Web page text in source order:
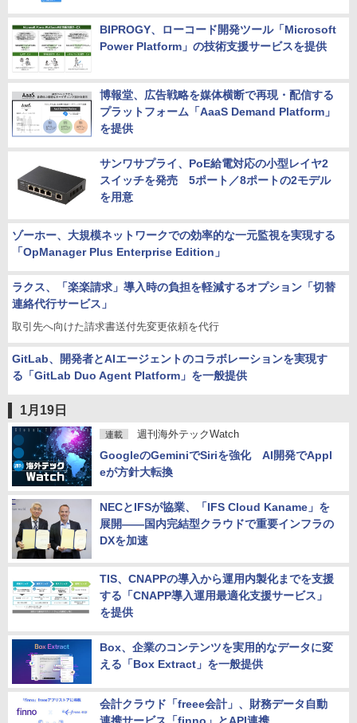
BIPROGY、ローコード開発ツール「Microsoft
Power Platform」の技術支援サービスを提供
博報堂、広告戦略を媒体横断で再現・配信する
プラットフォーム「AaaS Demand Platform」
を提供
サンワサプライ、PoE給電対応の小型レイヤ2
スイッチを発売 5ポート／8ポートの2モデル
を用意
ゾーホー、大規模ネットワークでの効率的な一元監視を実現する
「OpManager Plus Enterprise Edition」
ラクス、「楽楽請求」導入時の負担を軽減するオプション「切替
連絡代行サービス」
取引先へ向けた請求書送付先変更依頼を代行
GitLab、開発者とAIエージェントのコラボレーションを実現す
る「GitLab Duo Agent Platform」を一般提供
1月19日
連載 週刊海外テックWatch
GoogleのGeminiでSiriを強化 AI開発でAppl
eが方針大転換
NECとIFSが協業、「IFS Cloud Kaname」を
展開――国内完結型クラウドで重要インフラの
DXを加速
TIS、CNAPPの導入から運用内製化までを支援
する「CNAPP導入運用最適化支援サービス」
を提供
Box、企業のコンテンツを実用的なデータに変
える「Box Extract」を一般提供
会計クラウド「freee会計」、財務データ自動